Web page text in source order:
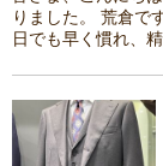
りました。 荒倉で
日でも早く慣れ、